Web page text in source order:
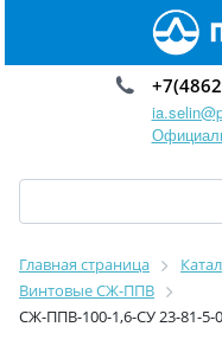
Главная страница
Винтовые СЖ-ППВ
СЖ-ППВ-100-1,6-СУ 23-81-5-